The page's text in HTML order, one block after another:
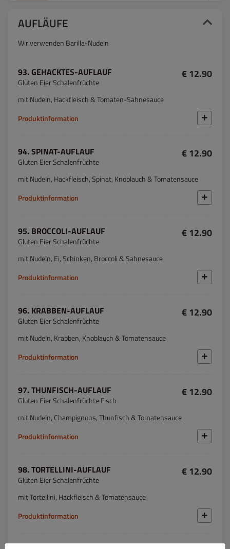
AUFLÄUFE
Wir verwenden Barilla-Nudeln
93. GEHACKTES-AUFLAUF
Gluten Eier Schalenfrüchte
€ 12.90
mit Nudeln, Hackfleisch & Tomaten-Sahnesauce
Produktinformation
94. SPINAT-AUFLAUF
Gluten Eier Schalenfrüchte
€ 12.90
mit Nudeln, Hackfleisch, Spinat, Knoblauch & Tomatensauce
Produktinformation
95. BROCCOLI-AUFLAUF
Gluten Eier Schalenfrüchte
€ 12.90
mit Nudeln, Ei, Schinken, Broccoli & Sahnesauce
Produktinformation
96. KRABBEN-AUFLAUF
Gluten Eier Schalenfrüchte
€ 12.90
mit Nudeln, Krabben, Knoblauch & Tomatensauce
Produktinformation
97. THUNFISCH-AUFLAUF
Gluten Eier Schalenfrüchte Fisch
€ 12.90
mit Nudeln, Champignons, Thunfisch & Tomatensauce
Produktinformation
98. TORTELLINI-AUFLAUF
Gluten Eier Schalenfrüchte
€ 12.90
mit Tortellini, Hackfleisch & Tomatensauce
Produktinformation